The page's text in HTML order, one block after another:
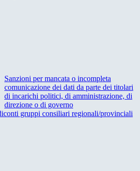
Sanzioni per mancata o incompleta
comunicazione dei dati da parte dei titolari
di incarichi politici, di amministrazione, di
direzione o di governo
gruppi consiliari regionali/provinciali